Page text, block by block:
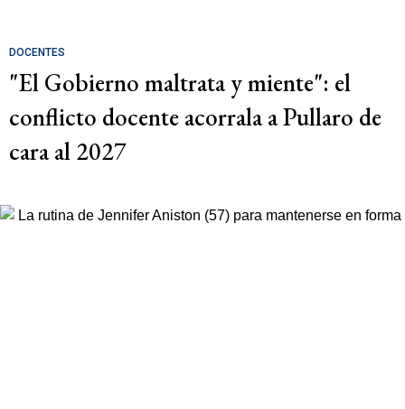
DOCENTES
"El Gobierno maltrata y miente": el
conflicto docente acorrala a Pullaro de
cara al 2027